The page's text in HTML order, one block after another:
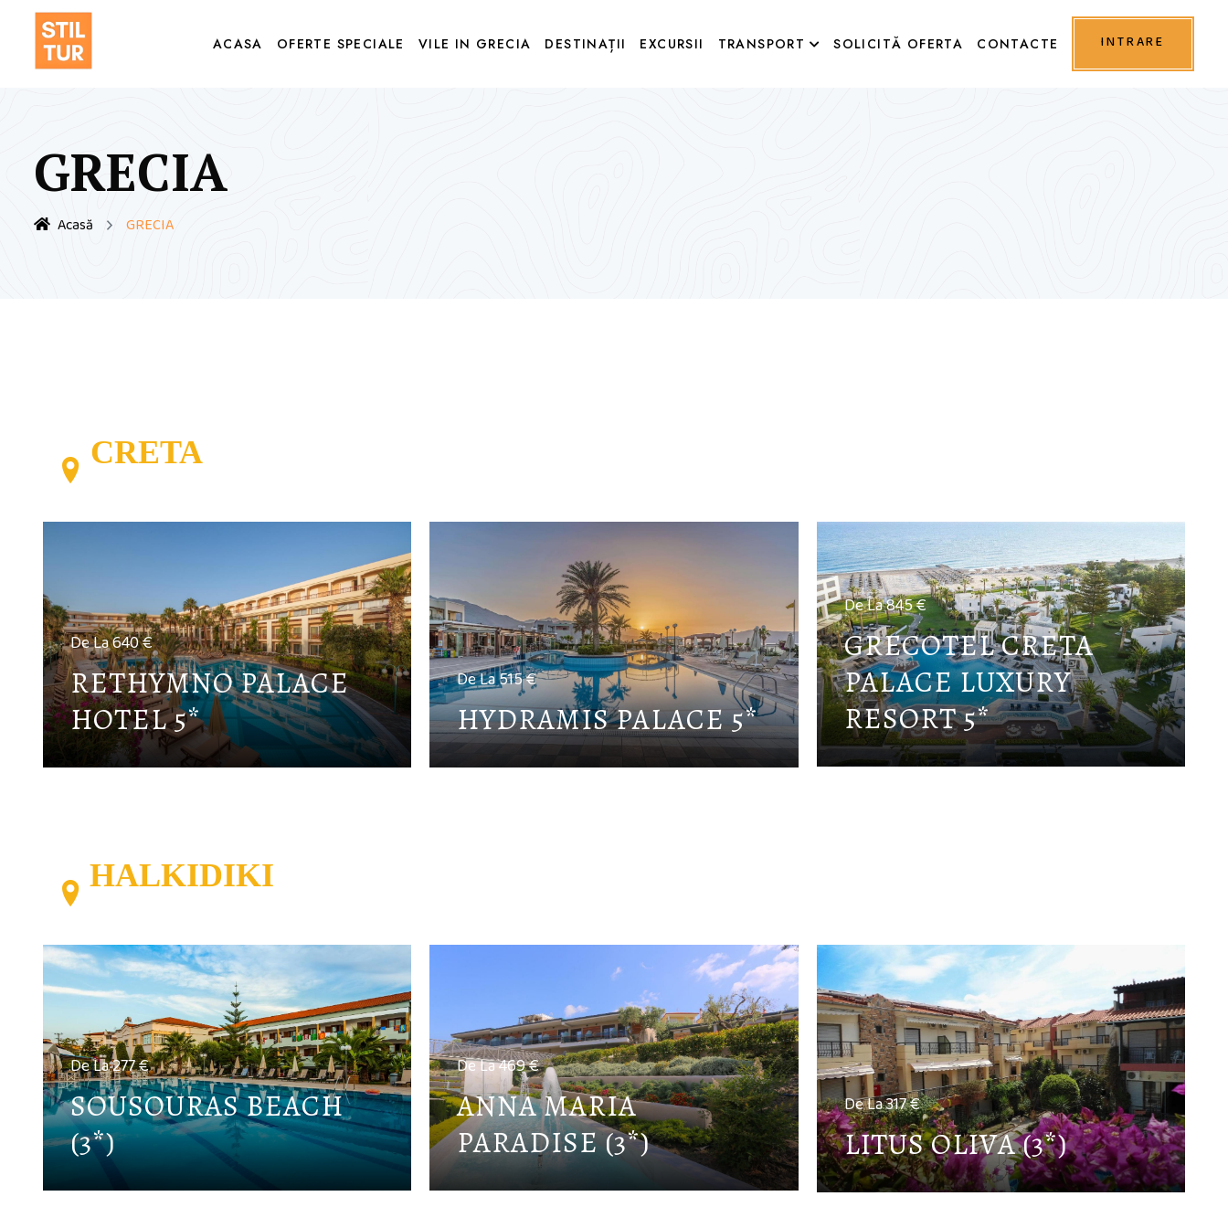
ACASA OFERTE SPECIALE VILE IN GRECIA DESTINAȚII EXCURSII TRANSPORT SOLICITĂ OFERTA CONTACTE INTRARE
GRECIA
Acasă GRECIA
CRETA
De La 640 €
RETHYMNO PALACE
HOTEL 5*
De La 515 €
HYDRAMIS PALACE 5*
De La 845 €
GRECOTEL CRETA
PALACE LUXURY
RESORT 5*
HALKIDIKI
De La 277 €
SOUSOURAS BEACH
(3*)
De La 469 €
ANNA MARIA
PARADISE (3*)
De La 317 €
LITUS OLIVA (3*)